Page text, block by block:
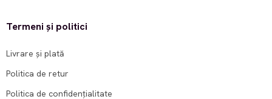
Termeni și politici
Livrare și plată
Politica de retur
Politica de confidențialitate